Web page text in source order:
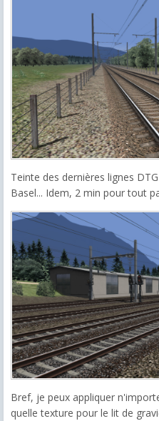
Teinte des dernières lignes
Basel... Idem, 2 min pour tout
Bref, je peux appliquer
quelle texture pour le lit de